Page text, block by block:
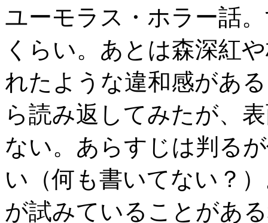
ユーモラス・ホラー話
くらい。あとは森深紅
れたような違和感があ
ら読み返してみたが、
ない。あらすじは判る
い（何も書いてない？
が試みていることがあ